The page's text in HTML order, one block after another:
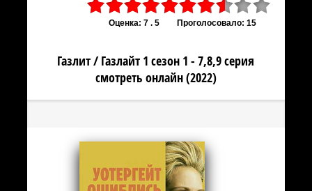
Оценка: 7 . 5 Проголосовало: 15
Газлит / Газлайт 1 сезон 1 - 7,8,9 серия
смотреть онлайн (2022)